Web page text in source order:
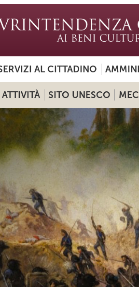
AL CITTADINO
ATTIVITÀ SITO UNESCO